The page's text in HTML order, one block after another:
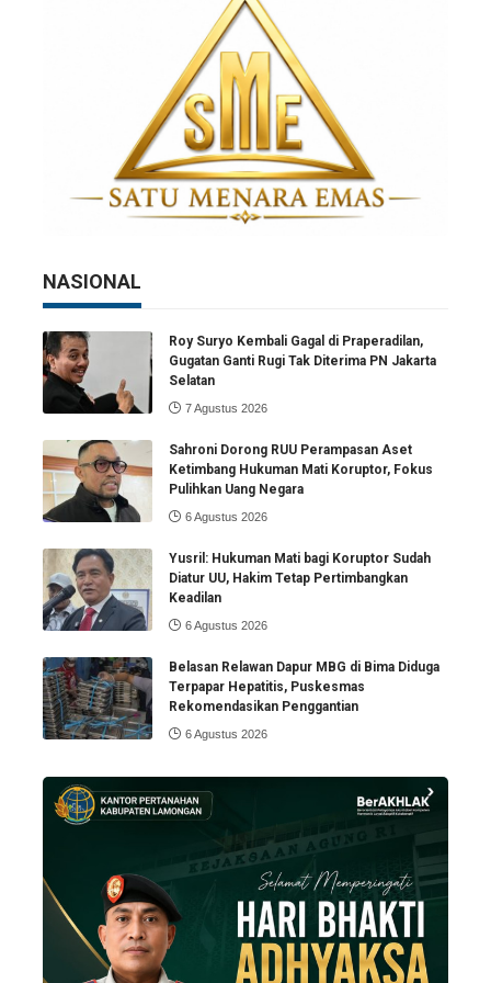
NASIONAL
Roy Suryo Kembali Gagal di Praperadilan,
Gugatan Ganti Rugi Tak Diterima PN Jakarta
Selatan
7 Agustus 2026
Sahroni Dorong RUU Perampasan Aset
Ketimbang Hukuman Mati Koruptor, Fokus
Pulihkan Uang Negara
6 Agustus 2026
Yusril: Hukuman Mati bagi Koruptor Sudah
Diatur UU, Hakim Tetap Pertimbangkan
Keadilan
6 Agustus 2026
Belasan Relawan Dapur MBG di Bima Diduga
Terpapar Hepatitis, Puskesmas
Rekomendasikan Penggantian
6 Agustus 2026